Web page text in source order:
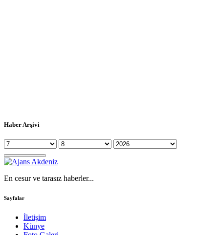
Haber Arşivi
En cesur ve tarasız haberler...
Sayfalar
İletişim
Künye